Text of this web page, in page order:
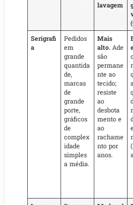
lavagem
Serigrafi
a
Pedidos
em
grande
quantida
de,
marcas
de
grande
porte,
gráficos
de
complex
idade
simples
a média.
Mais
alto. Ade
são
permane
nte ao
tecido;
resiste
ao
desbota
mento e
ao
rachame
nto por
anos.
a